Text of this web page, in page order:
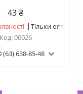
43 ₴
Тільки оптом
00026
(63) 638-85-48